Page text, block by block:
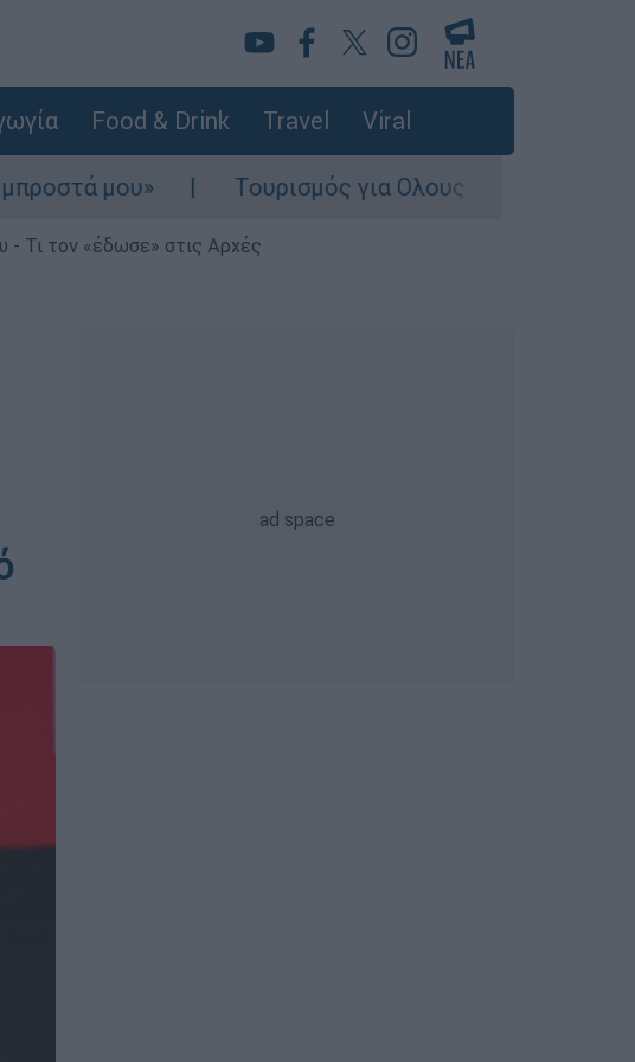
Food & Drink Travel Viral
Τουρισμός για Ολους 2026-2027: Τα SOS για
- Τι τον «έδωσε» στις Αρχές